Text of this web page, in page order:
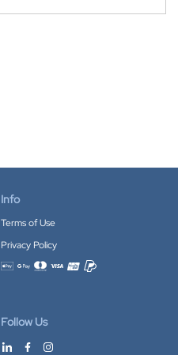
Info
Terms of Use
Privacy Policy
Accepted payment methods
Follow Us